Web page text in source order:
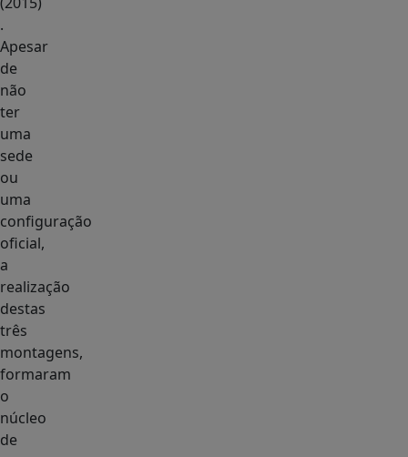
.
Apesar
de
não
ter
uma
sede
ou
uma
configuração
oficial,
a
realização
destas
três
montagens,
formaram
o
núcleo
de